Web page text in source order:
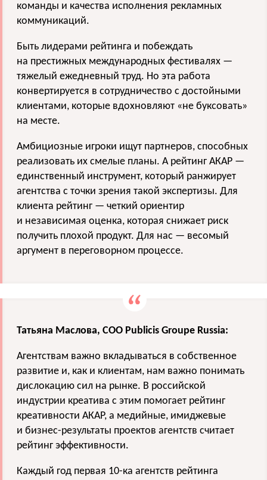
команды и качества исполнения рекламных
коммуникаций.
Быть лидерами рейтинга и побеждать
на престижных международных фестивалях —
тяжелый ежедневный труд. Но эта работа
конвертируется в сотрудничество с достойными
клиентами, которые вдохновляют «не буксовать»
на месте.
Амбициозные игроки ищут партнеров, способных
реализовать их смелые планы. А рейтинг АКАР —
единственный инструмент, который ранжирует
агентства с точки зрения такой экспертизы. Для
клиента рейтинг — четкий ориентир
и независимая оценка, которая снижает риск
получить плохой продукт. Для нас — весомый
аргумент в переговорном процессе.
Татьяна Маслова, COO Publicis Groupe Russia:
Агентствам важно вкладываться в собственное
развитие и, как и клиентам, нам важно понимать
дислокацию сил на рынке. В российской
индустрии креатива с этим помогает рейтинг
креативности АКАР, а медийные, имиджевые
и бизнес-результаты проектов агентств считает
рейтинг эффективности.
Каждый год первая 10-ка агентств рейтинга